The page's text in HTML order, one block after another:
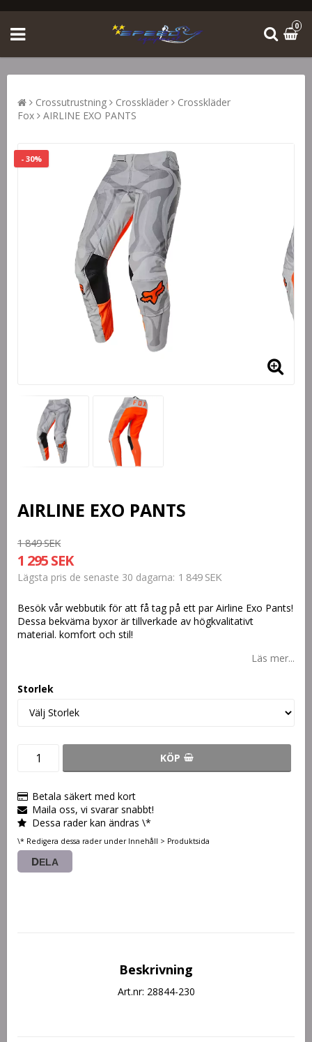
0
Crossutrustning Crosskläder
Crosskläder
Fox
AIRLINE EXO PANTS
- 30%
AIRLINE EXO PANTS
1 849 SEK
1 295 SEK
Lägsta pris de senaste 30 dagarna 1 849 SEK
Besök vår webbutik för att få tag på ett par Airline Exo Pants!
Dessa bekväma byxor är tillverkade av högkvalitativt
material. komfort och stil!
Läs mer...
Storlek
KÖP
Betala säkert med kort
Maila oss, vi svarar snabbt!
Dessa rader kan ändras \*
\* Redigera dessa rader under Innehåll > Produktsida
DELA
Beskrivning
Art.nr: 28844-230